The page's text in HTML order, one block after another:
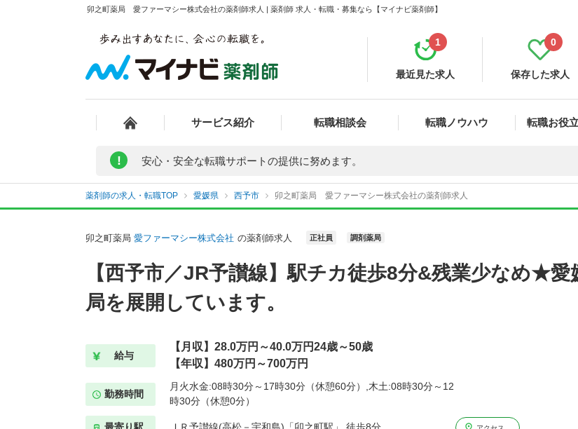
卯之町薬局 愛ファーマシー株式会社の薬剤師求人 | 薬剤師 求人・転職・募集なら【マイナビ薬剤師】
最近見た求人
1
保存した求人
0
サービス紹介 転職相談会 転職ノウハウ 転職お役
! 安心・安全な転職サポートの提供に努めます。
薬剤師の求人・転職TOP 愛媛県 西予市 卯之町薬局 愛ファーマシー株式会社の薬剤師求人
卯之町薬局 愛ファーマシー株式会社 の薬剤師求人 正社員 調剤薬局
【西予市／JR予讃線】駅チカ徒歩8分&残業少なめ★
局を展開しています。
給与
【月収】28.0万円～40.0万円24歳～50歳
【年収】480万円～700万円
勤務時間
月火水金:08時30分～17時30分（休憩60分）,木土:08時30分～12
時30分（休憩0分）